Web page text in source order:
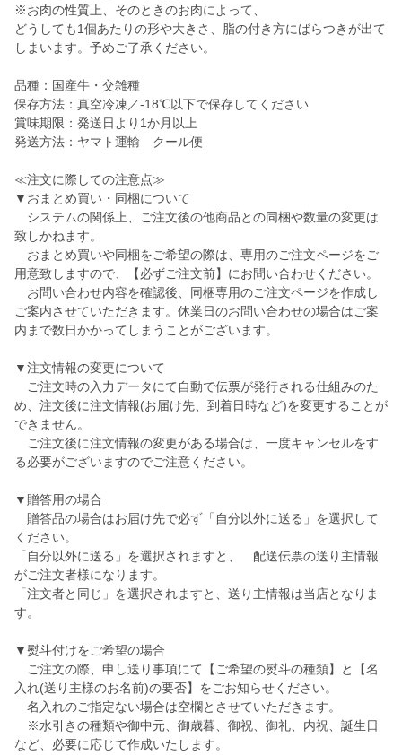
※お肉の性質上、そのときのお肉によって、
どうしても1個あたりの形や大きさ、脂の付き方にばらつきが出て
しまいます。予めご了承ください。
品種：国産牛・交雑種
保存方法：真空冷凍／-18℃以下で保存してください
賞味期限：発送日より1か月以上
発送方法：ヤマト運輸 クール便
≪注文に際しての注意点≫
▼おまとめ買い・同梱について
システムの関係上、ご注文後の他商品との同梱や数量の変更は
致しかねます。
おまとめ買いや同梱をご希望の際は、専用のご注文ページをご
用意致しますので、【必ずご注文前】にお問い合わせください。
お問い合わせ内容を確認後、同梱専用のご注文ページを作成し
ご案内させていただきます。休業日のお問い合わせの場合はご案
内まで数日かかってしまうことがございます。
▼注文情報の変更について
ご注文時の入力データにて自動で伝票が発行される仕組みのた
め、注文後に注文情報(お届け先、到着日時など)を変更することが
できません。
ご注文後に注文情報の変更がある場合は、一度キャンセルをす
る必要がございますのでご注意ください。
▼贈答用の場合
贈答品の場合はお届け先で必ず「自分以外に送る」を選択して
ください。
「自分以外に送る」を選択されますと、 配送伝票の送り主情報
がご注文者様になります。
「注文者と同じ」を選択されますと、送り主情報は当店となりま
す。
▼熨斗付けをご希望の場合
ご注文の際、申し送り事項にて【ご希望の熨斗の種類】と【名
入れ(送り主様のお名前)の要否】をごお知らせください。
名入れのご指定ない場合は空欄とさせていただきます。
※水引きの種類や御中元、御歳暮、御祝、御礼、内祝、誕生日
など、必要に応じて作成いたします。